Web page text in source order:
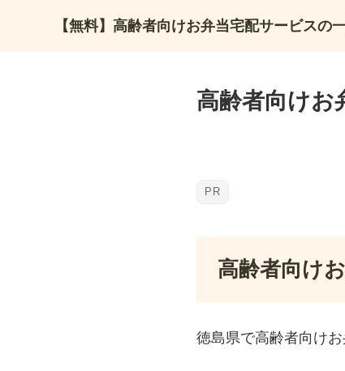
【無料】高齢者向けお弁当宅配サービスの
高齢者向けお
高齢者向け
徳島県で高齢者向け